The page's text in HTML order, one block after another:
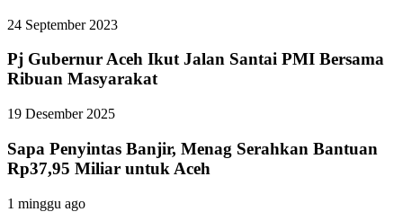
24 September 2023
Pj Gubernur Aceh Ikut Jalan Santai PMI Bersama
Ribuan Masyarakat
19 Desember 2025
Sapa Penyintas Banjir, Menag Serahkan Bantuan
Rp37,95 Miliar untuk Aceh
1 minggu ago